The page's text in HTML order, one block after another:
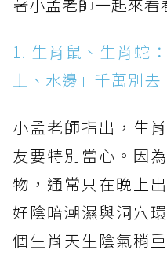
1. 生肖鼠、生肖蛇
上、水邊」千萬別去
小孟老師指出，生
友要特別當心。因
物，通常只在晚上
好陰暗潮濕與洞穴
個生肖天生陰氣稍